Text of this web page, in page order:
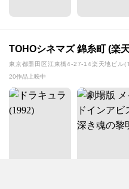
TOHOシネマズ 錦糸町 (楽
東京都墨田区江東橋4-27-14楽天地ビル
20作品上映中